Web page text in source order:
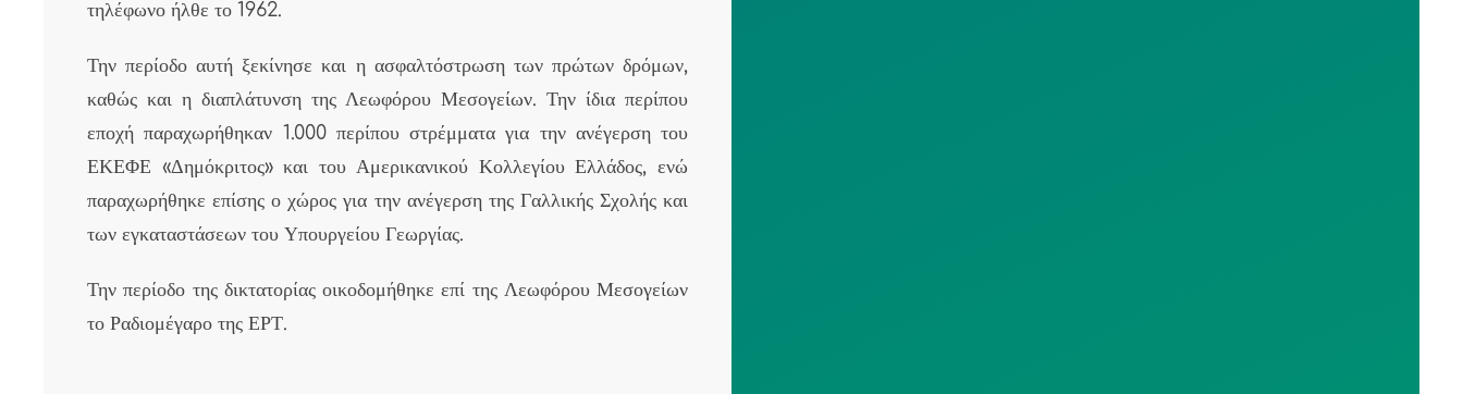
τηλέφωνο ήλθε το 1962.
Την περίοδο αυτή ξεκίνησε και η ασφαλτόστρωση των πρώτων δρόμων,
καθώς και η διαπλάτυνση της Λεωφόρου Μεσογείων. Την ίδια περίπου
εποχή παραχωρήθηκαν 1.000 περίπου στρέμματα για την ανέγερση του
ΕΚΕΦΕ «Δημόκριτος» και του Αμερικανικού Κολλεγίου Ελλάδος, ενώ
παραχωρήθηκε επίσης ο χώρος για την ανέγερση της Γαλλικής Σχολής και
των εγκαταστάσεων του Υπουργείου Γεωργίας.
Την περίοδο της δικτατορίας οικοδομήθηκε επί της Λεωφόρου Μεσογείων
το Ραδιομέγαρο της ΕΡΤ.